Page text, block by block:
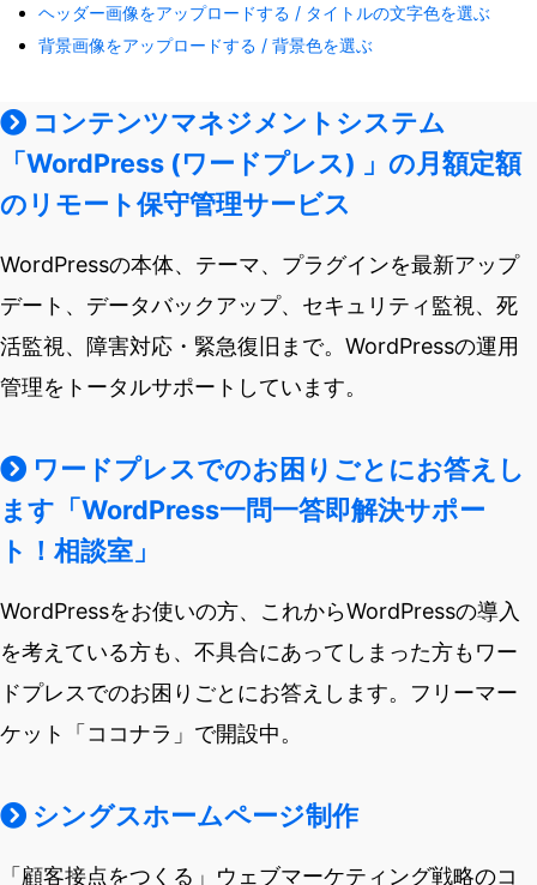
ヘッダー画像をアップロードする / タイトルの文字色を選ぶ
背景画像をアップロードする / 背景色を選ぶ
コンテンツマネジメントシステム
「WordPress (ワードプレス) 」の月額定額
のリモート保守管理サービス
WordPressの本体、テーマ、プラグインを最新アップ
デート、データバックアップ、セキュリティ監視、死
活監視、障害対応・緊急復旧まで。WordPressの運用
管理をトータルサポートしています。
ワードプレスでのお困りごとにお答えし
ます「WordPress一問一答即解決サポー
ト！相談室」
WordPressをお使いの方、これからWordPressの導入
を考えている方も、不具合にあってしまった方もワー
ドプレスでのお困りごとにお答えします。フリーマー
ケット「ココナラ」で開設中。
シングスホームページ制作
「顧客接点をつくる」ウェブマーケティング戦略のコ